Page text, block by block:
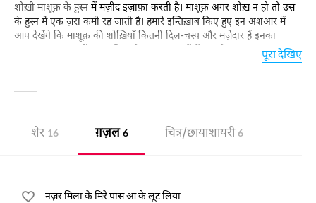
शोख़ी माशूक़ के हुस्न में मज़ीद इज़ाफ़ा करती है। माशूक़ अगर शोख़ न हो तो उस
के हुस्न में एक ज़रा कमी रह जाती है। हमारे इन्तिख़ाब किए हुए इन अशआर में
आप देखेंगे कि माशूक़ की शोख़ियाँ कितनी दिल-चस्प और मज़ेदार हैं इनका
पूरा देखिए
शेर 16 ग़ज़ल 6 चित्र/छाया शायरी 6
नज़र मिला के मिरे पास आ के लूट लिया